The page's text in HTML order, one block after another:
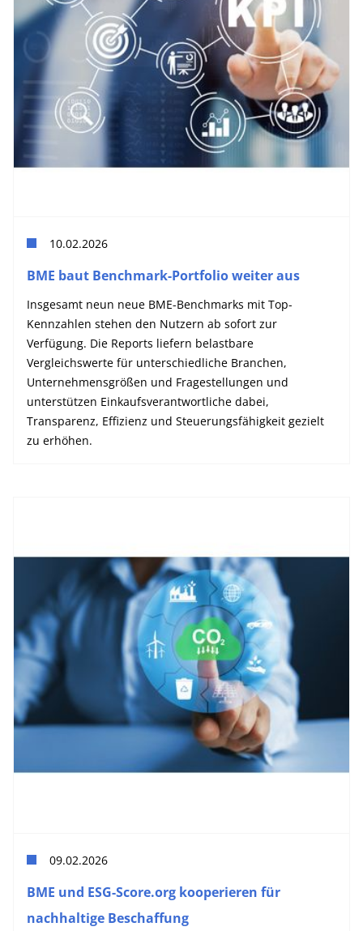
10.02.2026
BME baut Benchmark-Portfolio weiter aus
Insgesamt neun neue BME-Benchmarks mit Top-
Kennzahlen stehen den Nutzern ab sofort zur
Verfügung. Die Reports liefern belastbare
Vergleichswerte für unterschiedliche Branchen,
Unternehmensgrößen und Fragestellungen und
unterstützen Einkaufsverantwortliche dabei,
Transparenz, Effizienz und Steuerungsfähigkeit gezielt
zu erhöhen.
09.02.2026
BME und ESG-Score.org kooperieren für
nachhaltige Beschaffung